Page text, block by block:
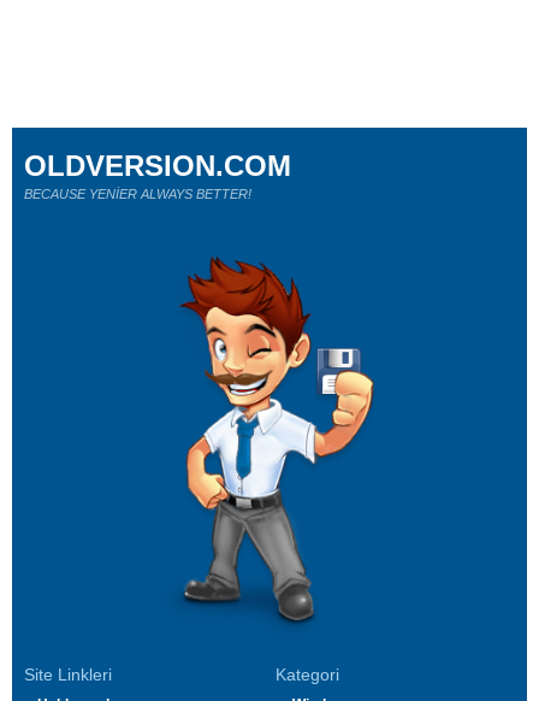
Site Linkleri Kategori
OLDVERSION.COM
BECAUSE YENİER ALWAYS BETTER!